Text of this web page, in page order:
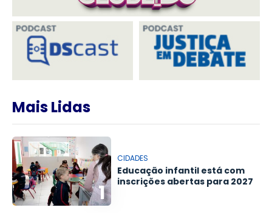
Mais Lidas
1
CIDADES
Educação infantil está com
inscrições abertas para 2027